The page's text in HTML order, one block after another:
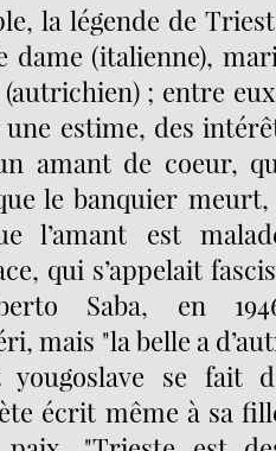
la légende de
dame (italienne),
; entre
une estime, des
amant de coeur,
le banquier
l’amant est
qui s’appelait
Saba, en
mais "la belle a
yougoslave se fait
écrit même à sa